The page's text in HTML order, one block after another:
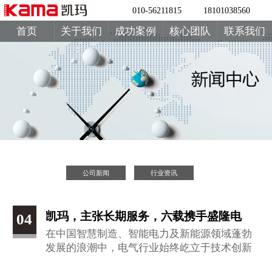
010-56211815 18101038560
首页 关于我们 成功案例 核心团队 联系我们
公司新闻 行业资讯
04
凯玛，主张长期服务，六载携手盛隆电
气，心态铸就精品
在中国智慧制造、智能电力及新能源领域蓬勃
发展的浪潮中，电气行业始终屹立于技术创新